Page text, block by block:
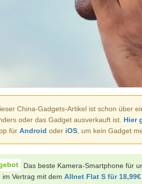
China-Gadgets-Artikel ist schon über
oder das Gadget ausverkauft ist. Hier
für Android oder iOS, um kein Gadget
Das beste Kamera-Smartphone für
im Vertrag mit dem Allnet Flat S für 18,99€